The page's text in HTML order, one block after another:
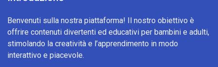
Benvenuti sulla nostra piattaforma! Il nostro obiettivo è
offrire contenuti divertenti ed educativi per bambini e adulti,
stimolando la creatività e l’apprendimento in modo
interattivo e piacevole.